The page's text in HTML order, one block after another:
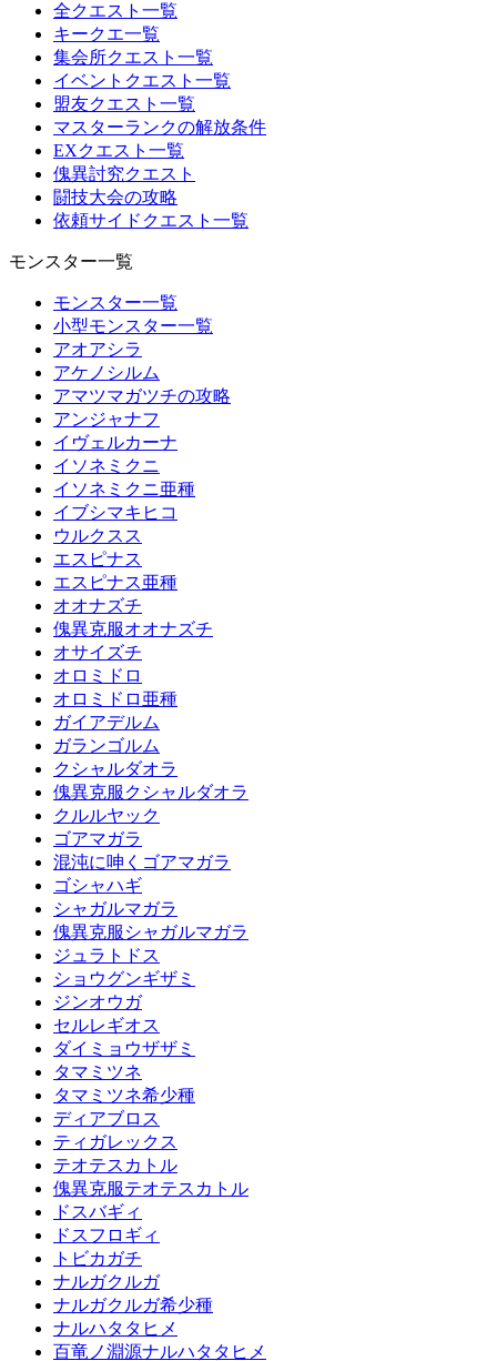
全クエスト一覧
キークエ一覧
集会所クエスト一覧
イベントクエスト一覧
盟友クエスト一覧
マスターランクの解放条件
EXクエスト一覧
傀異討究クエスト
闘技大会の攻略
依頼サイドクエスト一覧
モンスター一覧
モンスター一覧
小型モンスター一覧
アオアシラ
アケノシルム
アマツマガツチの攻略
アンジャナフ
イヴェルカーナ
イソネミクニ
イソネミクニ亜種
イブシマキヒコ
ウルクスス
エスピナス
エスピナス亜種
オオナズチ
傀異克服オオナズチ
オサイズチ
オロミドロ
オロミドロ亜種
ガイアデルム
ガランゴルム
クシャルダオラ
傀異克服クシャルダオラ
クルルヤック
ゴアマガラ
混沌に呻くゴアマガラ
ゴシャハギ
シャガルマガラ
傀異克服シャガルマガラ
ジュラトドス
ショウグンギザミ
ジンオウガ
セルレギオス
ダイミョウザザミ
タマミツネ
タマミツネ希少種
ディアブロス
ティガレックス
テオテスカトル
傀異克服テオテスカトル
ドスバギィ
ドスフロギィ
トビカガチ
ナルガクルガ
ナルガクルガ希少種
ナルハタタヒメ
百竜ノ淵源ナルハタタヒメ